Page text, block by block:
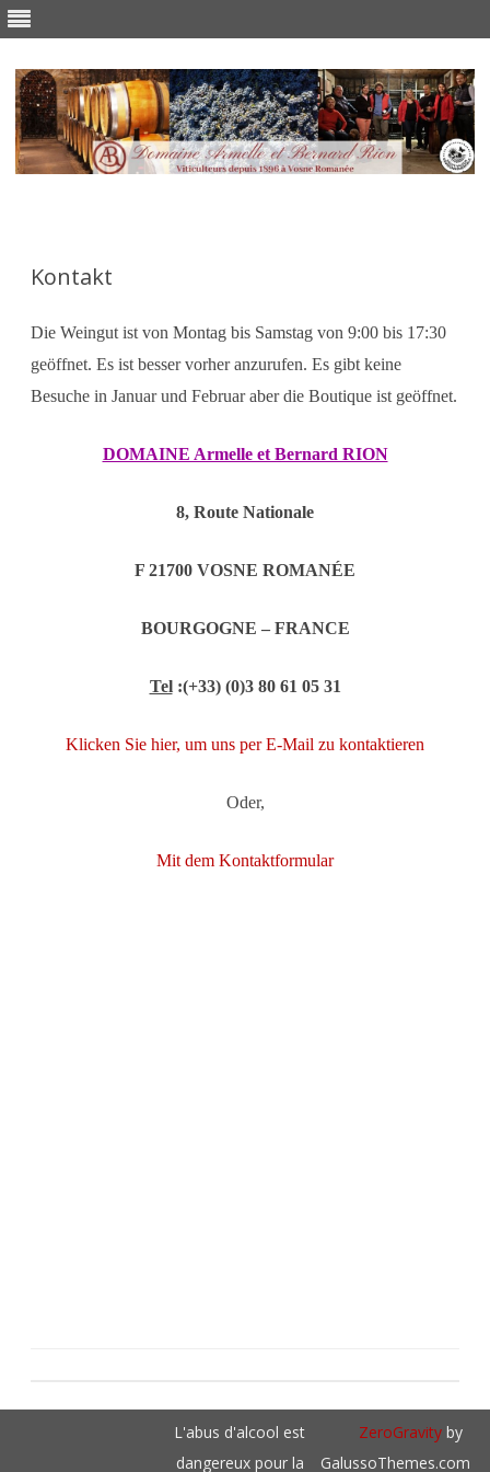
Kontakt
Die Weingut ist von Montag bis Samstag von 9:00 bis 17:30
geöffnet. Es ist besser vorher anzurufen. Es gibt keine
Besuche in Januar und Februar aber die Boutique ist geöffnet.
DOMAINE Armelle et Bernard RION
8, Route Nationale
F 21700 VOSNE ROMANÉE
BOURGOGNE –FRANCE
Tel:(+33) (0)3 80 61 05 31
Klicken Sie hier, um uns per E-Mail zu kontaktieren
Oder,
Mit dem Kontaktformular
L'abus d'alcool est
dangereux pour la
ZeroGravityby
GalussoThemes.com